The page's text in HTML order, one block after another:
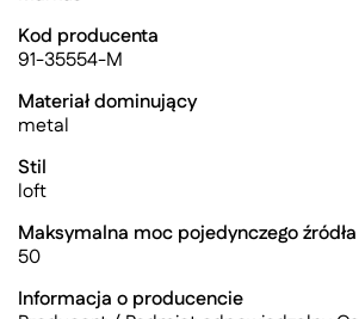
Kod producenta
91-35554-M
Materiał dominujący
metal
Stil
loft
Maksymalna moc pojedynczego źródła
50
Informacja o producencie